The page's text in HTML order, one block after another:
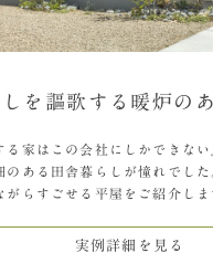
を謳歌する暖炉の
る家はこの会社にしかできない
のある田舎暮らしが憧れでした
がらすごせる平屋をご紹介しま
実例詳細を見る